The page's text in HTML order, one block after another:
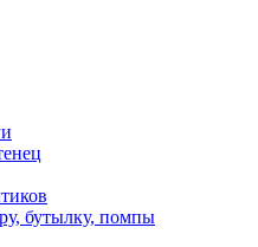
бутылку, помпы